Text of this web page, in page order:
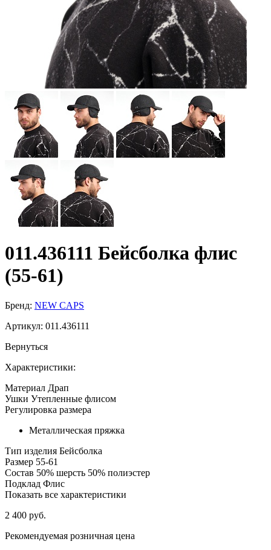
011.436111 Бейсболка флис
(55-61)
Бренд: NEW CAPS
Артикул: 011.436111
Вернуться
Характеристики:
Материал Драп
Ушки Утепленные флисом
Регулировка размера
Металлическая пряжка
Тип изделия Бейсболка
Размер 55-61
Состав 50% шерсть 50% полиэстер
Подклад Флис
Показать все характеристики
2 400 руб.
Рекомендуемая розничная цена